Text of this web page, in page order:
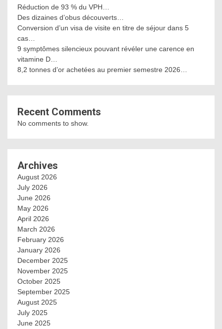
Réduction de 93 % du VPH…
Des dizaines d’obus découverts…
Conversion d’un visa de visite en titre de séjour dans 5
cas…
9 symptômes silencieux pouvant révéler une carence en
vitamine D…
8,2 tonnes d’or achetées au premier semestre 2026…
Recent Comments
No comments to show.
Archives
August 2026
July 2026
June 2026
May 2026
April 2026
March 2026
February 2026
January 2026
December 2025
November 2025
October 2025
September 2025
August 2025
July 2025
June 2025